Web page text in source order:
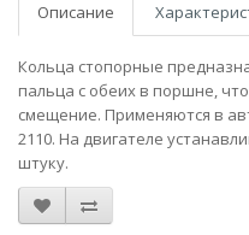
Описание
Кольца стопорные
пальца с обеих в поршне,
смещение. Применяются в
2110. На двигателе
штуку.